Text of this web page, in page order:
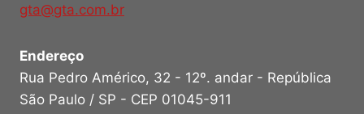
gta@gta.com.br
Endereço
Rua Pedro Américo, 32 - 12º. andar - República
São Paulo / SP - CEP 01045-911